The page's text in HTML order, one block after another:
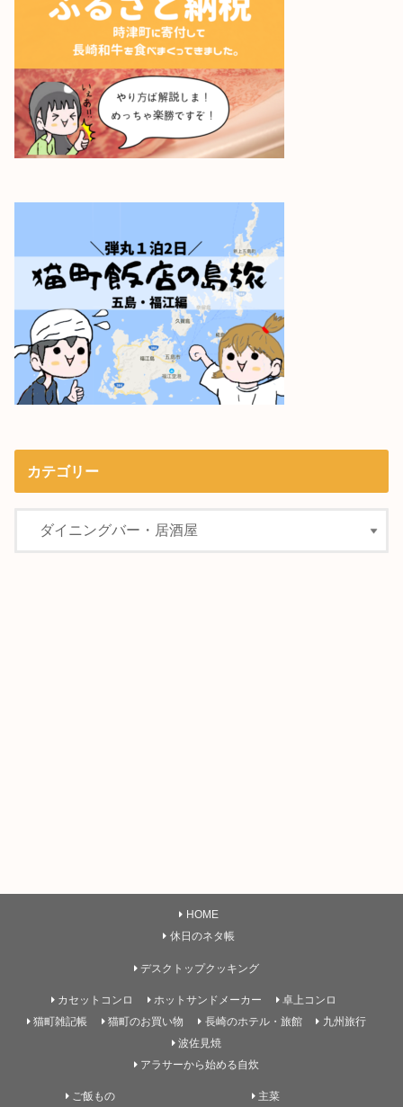
カテゴリー
HOME
休日のネタ帳
デスクトップクッキング
カセットコンロ ホットサンドメーカー
卓上コンロ
猫町雑記帳
猫町のお買い物 長崎のホテル・旅館
九州旅行
波佐見焼
アラサーから始める自炊
ご飯もの 主菜